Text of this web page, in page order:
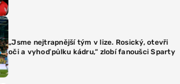
„Jsme nejtrapnější tým v lize. Rosický, otevři
oči a vyhoď půlku kádru,“ zlobí fanoušci Sparty